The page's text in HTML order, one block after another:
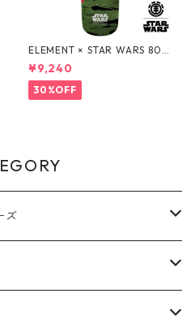
ELEMENT × STAR WARS 80S
BOBA FETT SKATEBOARD D
ECK ボバ・フェット スケート
ボードデッキ エレメント スタ
ー・ウォーズ
¥9,240
30%OFF
ズ